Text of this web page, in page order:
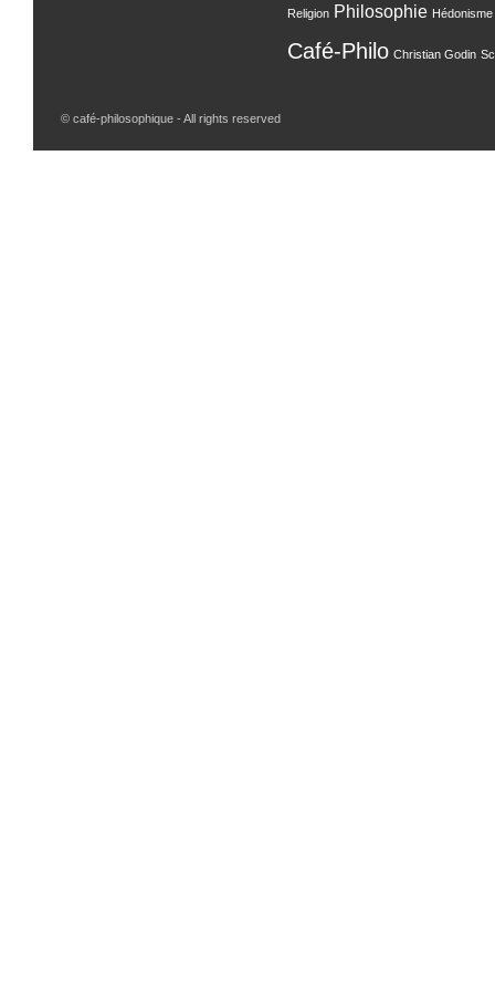
Religion Philosophie Hédonisme
Café-Philo Christian Godin
© café-philosophique - All rights reserved